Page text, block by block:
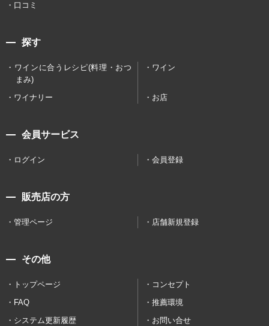
口コミ
探す
ワインに合うレシピ(料理・おつ
まみ)
ワイン
ワイナリー お店
会員サービス
ログイン 会員登録
販売店の方
管理ページ 店舗新規登録
その他
トップページ
コンセプト
FAQ
推薦環境
システム更新履歴
お問い合せ